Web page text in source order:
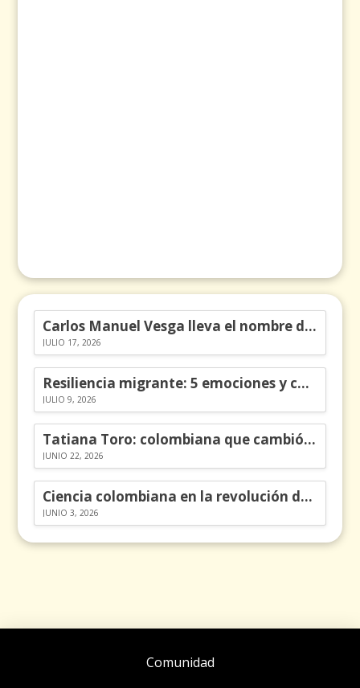
Carlos Manuel Vesga lleva el nombre de Colombia a los Emmy
JULIO 17, 2026
Resiliencia migrante: 5 emociones y cómo gestionarlas
JULIO 9, 2026
Tatiana Toro: colombiana que cambió la historia de las matemáticas
JUNIO 22, 2026
Ciencia colombiana en la revolución de los órganos en chips
JUNIO 3, 2026
Comunidad